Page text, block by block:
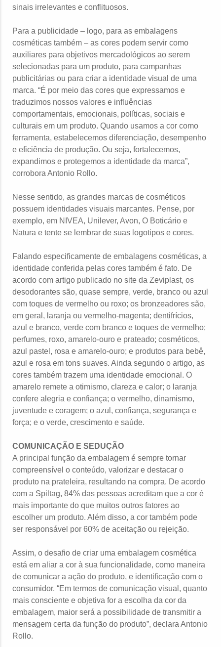
sinais irrelevantes e conflituosos.
Para a publicidade – logo, para as embalagens
cosméticas também – as cores podem servir como
auxiliares para objetivos mercadológicos ao serem
selecionadas para um produto, para campanhas
publicitárias ou para criar a identidade visual de uma
marca. “É por meio das cores que expressamos e
traduzimos nossos valores e influências
comportamentais, emocionais, políticas, sociais e
culturais em um produto. Quando usamos a cor como
ferramenta, estabelecemos diferenciação, desempenho
e eficiência de produção. Ou seja, fortalecemos,
expandimos e protegemos a identidade da marca”,
corrobora Antonio Rollo.
Nesse sentido, as grandes marcas de cosméticos
possuem identidades visuais marcantes. Pense, por
exemplo, em NIVEA, Unilever, Avon, O Boticário e
Natura e tente se lembrar de suas logotipos e cores.
Falando especificamente de embalagens cosméticas, a
identidade conferida pelas cores também é fato. De
acordo com artigo publicado no site da Zeviplast, os
desodorantes são, quase sempre, verde, branco ou azul
com toques de vermelho ou roxo; os bronzeadores são,
em geral, laranja ou vermelho-magenta; dentifrícios,
azul e branco, verde com branco e toques de vermelho;
perfumes, roxo, amarelo-ouro e prateado; cosméticos,
azul pastel, rosa e amarelo-ouro; e produtos para bebê,
azul e rosa em tons suaves. Ainda segundo o artigo, as
cores também trazem uma identidade emocional. O
amarelo remete a otimismo, clareza e calor; o laranja
confere alegria e confiança; o vermelho, dinamismo,
juventude e coragem; o azul, confiança, segurança e
força; e o verde, crescimento e saúde.
COMUNICAÇÃO E SEDUÇÃO
A principal função da embalagem é sempre tornar
compreensível o conteúdo, valorizar e destacar o
produto na prateleira, resultando na compra. De acordo
com a Spiltag, 84% das pessoas acreditam que a cor é
mais importante do que muitos outros fatores ao
escolher um produto. Além disso, a cor também pode
ser responsável por 60% de aceitação ou rejeição.
Assim, o desafio de criar uma embalagem cosmética
está em aliar a cor à sua funcionalidade, como maneira
de comunicar a ação do produto, e identificação com o
consumidor. “Em termos de comunicação visual, quanto
mais consciente e objetiva for a escolha da cor da
embalagem, maior será a possibilidade de transmitir a
mensagem certa da função do produto”, declara Antonio
Rollo.